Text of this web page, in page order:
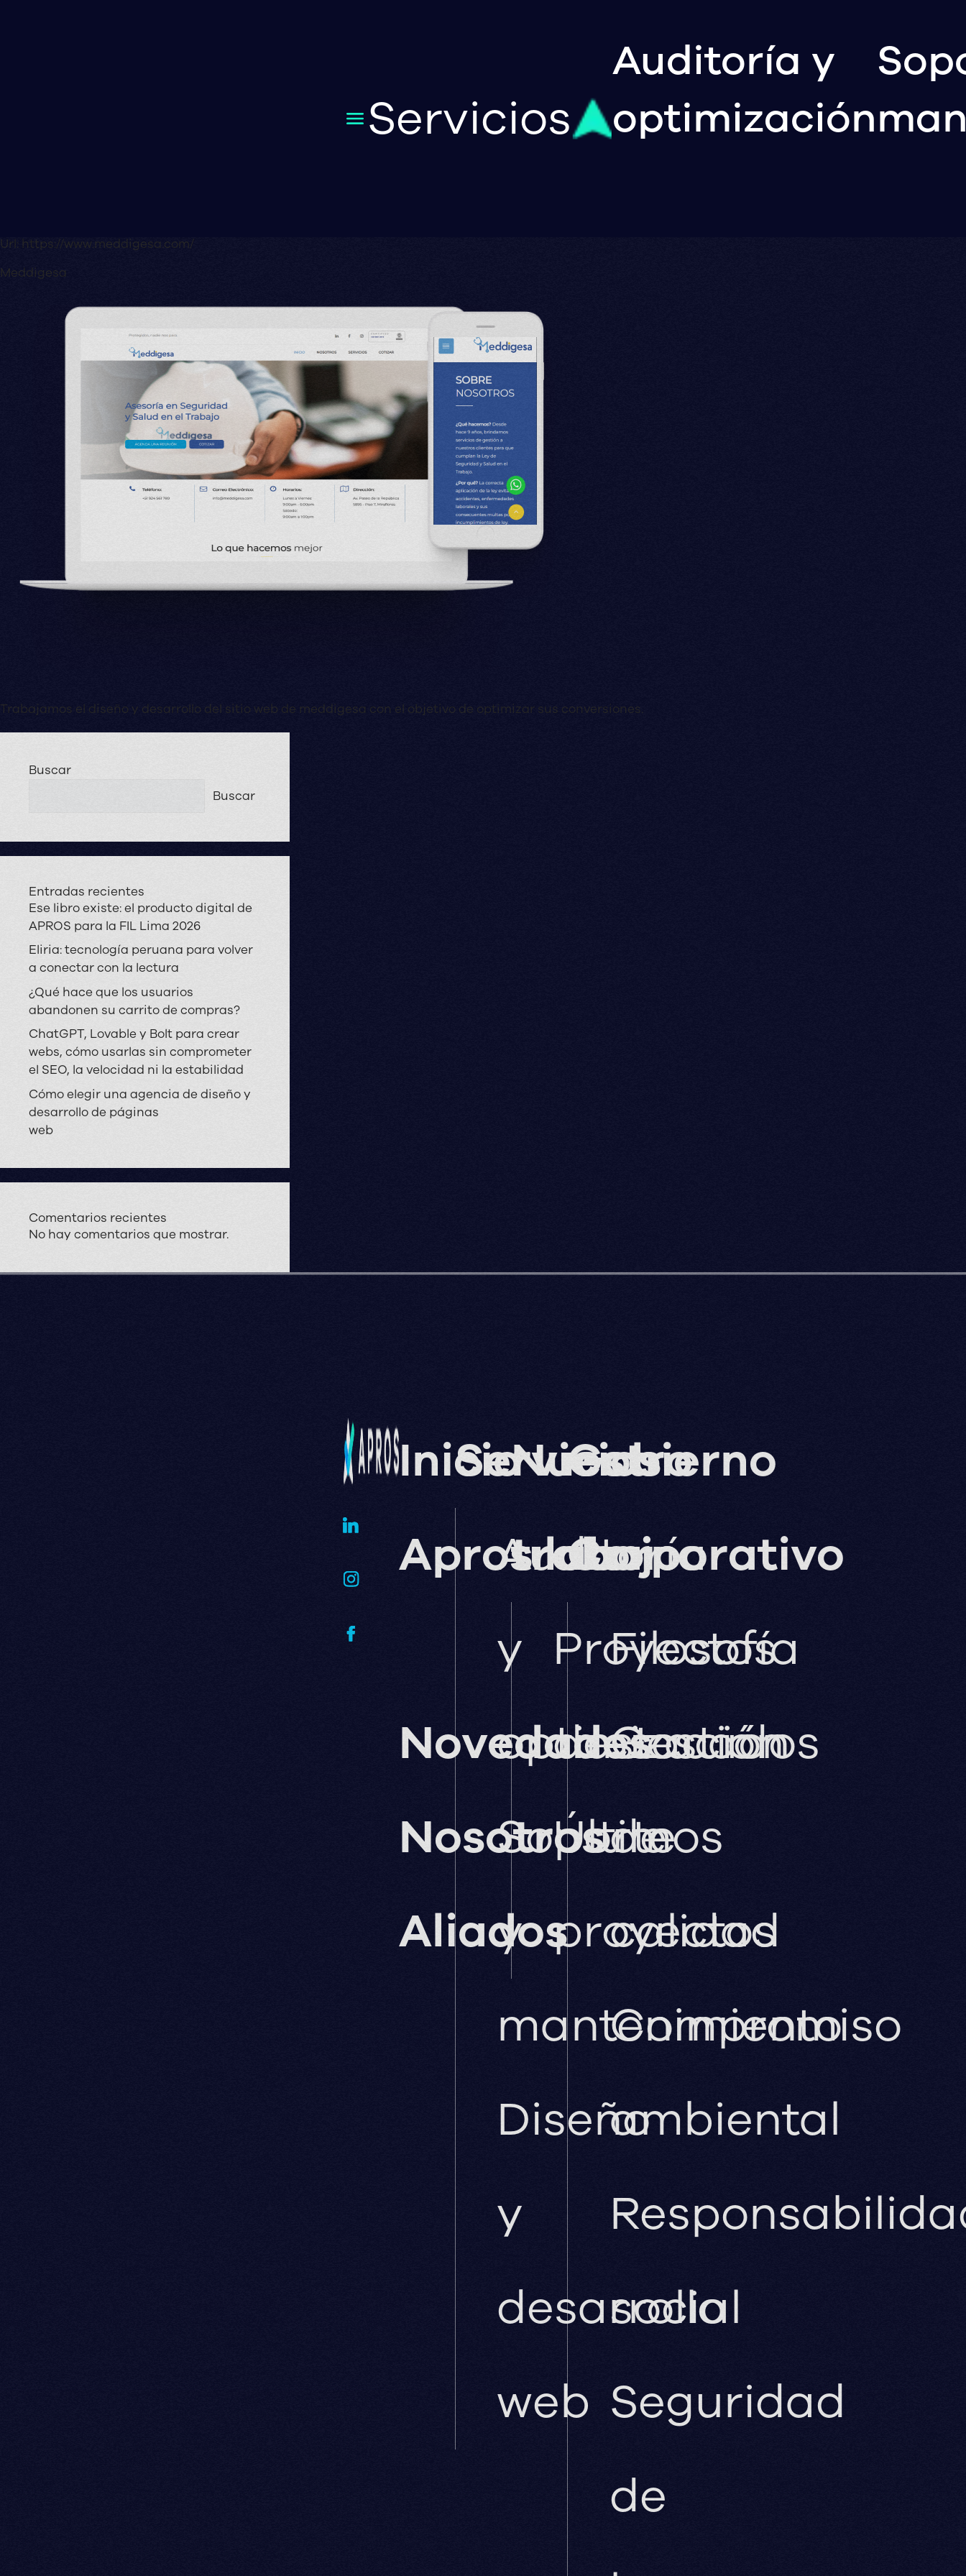
Servicios
Auditoría y
optimización
Url: https://www.meddigesa.com/
Meddigesa
Trabajamos el diseño y desarrollo del sitio web de meddigesa con el objetivo de optimizar sus conversiones.
Buscar
Buscar
Entradas recientes
Ese libro existe: el producto digital de
APROS para la FIL Lima 2026
Eliria: tecnología peruana para volver
a conectar con la lectura
¿Qué hace que los usuarios
abandonen su carrito de compras?
ChatGPT, Lovable y Bolt para crear
webs, cómo usarlas sin comprometer
el SEO, la velocidad ni la estabilidad
Cómo elegir una agencia de diseño y
desarrollo de páginas
web
Comentarios recientes
No hay comentarios que mostrar.
Inicio
Apros lab
Novedades
Nosotros
Aliados
Servicios
Auditoría
y
optimización
Soporte
y
mantenimiento
Diseño
y
desarrollo
web
Nuestro
trabajo
Proyectos
destacados
Últimos
proyectos
Gobierno
Corporativo
Filosofía
Gestión
de
calidad
Compromiso
ambiental
social
Seguridad
de